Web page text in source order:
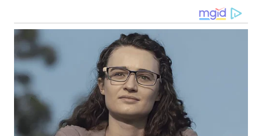
WN
WN
KALBAR
WN
KALTENG